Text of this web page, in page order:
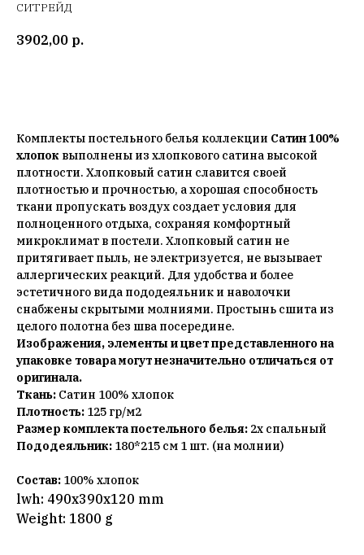
СИТРЕЙД
3902,00 р.
Комплекты постельного белья коллекции Сатин 100%
хлопок выполнены из хлопкового сатина высокой
плотности. Хлопковый сатин славится своей
плотностью и прочностью, а хорошая способность
ткани пропускать воздух создает условия для
полноценного отдыха, сохраняя комфортный
микроклимат в постели. Хлопковый сатин не
притягивает пыль, не электризуется, не вызывает
аллергических реакций. Для удобства и более
эстетичного вида пододеяльник и наволочки
снабжены скрытыми молниями. Простынь сшита из
целого полотна без шва посередине.
Изображения, элементы и цвет представленного на
упаковке товара могут незначительно отличаться от
оригинала.
Ткань: Сатин 100% хлопок
Плотность: 125 гр/м2
Размер комплекта постельного белья: 2х спальный
Пододеяльник: 180*215 см 1 шт. (на молнии)
Состав: 100% хлопок
lwh: 490x390x120 mm
Weight: 1800 g